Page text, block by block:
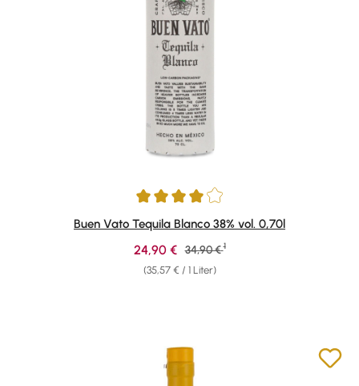
Durchschnittliche Bewertung von 4 von 5 Sternen
Buen Vato Tequila Blanco 38% vol. 0,70l
(35,57 € / 1 Liter)
Verkaufspreis:
24,90 € Regulärer Preis:
34,90 € 1